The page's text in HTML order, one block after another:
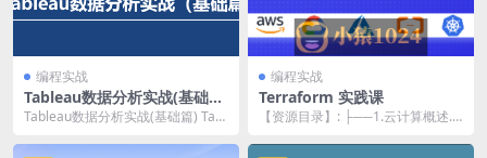
编程实战
Tableau数据分析实战(基础
篇) | 完结
Tableau数据分析实战(基础篇) Tabl
篇...
编程实战
Terraform 实践课
【资源目录】: ├──1.云计算概述.